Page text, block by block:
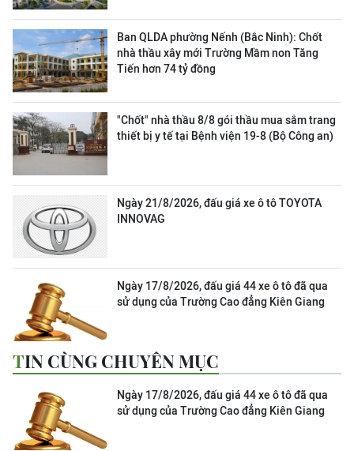
Ban QLDA phường Nếnh (Bắc Ninh): Chốt
nhà thầu xây mới Trường Mầm non Tăng
Tiến hơn 74 tỷ đồng
"Chốt" nhà thầu 8/8 gói thầu mua sắm trang
thiết bị y tế tại Bệnh viện 19-8 (Bộ Công an)
Ngày 21/8/2026, đấu giá xe ô tô TOYOTA
INNOVAG
Ngày 17/8/2026, đấu giá 44 xe ô tô đã qua
sử dụng của Trường Cao đẳng Kiên Giang
TIN CÙNG CHUYÊN MỤC
Ngày 17/8/2026, đấu giá 44 xe ô tô đã qua
sử dụng của Trường Cao đẳng Kiên Giang